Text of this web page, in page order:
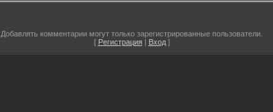
Добавлять комментарии могут только зарегистрированные пользователи.
[ Регистрация| Вход]